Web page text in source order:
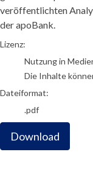
veröffentlichten
der apoBank.
go to media item
Lizenz:
Nutzung in
Die Inhalte
Dateiformat:
.pdf
Download